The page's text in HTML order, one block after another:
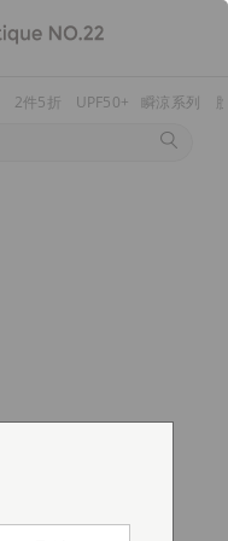
2件5折 UPF50+ 瞬涼系列